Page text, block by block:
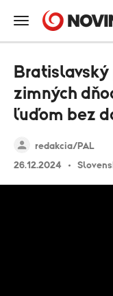
redakcia/PAL
26.12.2024
zimných
ľuďom bez